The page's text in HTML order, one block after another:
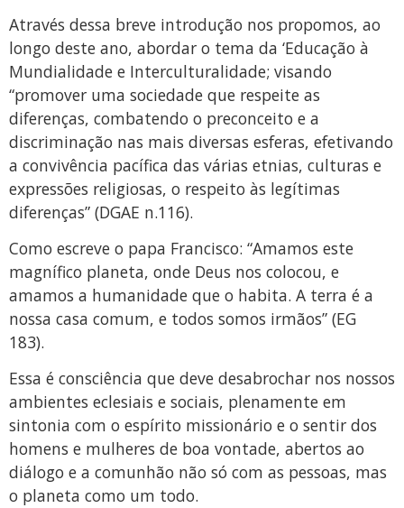
Através dessa breve introdução nos propomos, ao
longo deste ano, abordar o tema da ‘Educação à
Mundialidade e Interculturalidade; visando
“promover uma sociedade que respeite as
diferenças, combatendo o preconceito e a
discriminação nas mais diversas esferas, efetivando
a convivência pacífica das várias etnias, culturas e
expressões religiosas, o respeito às legítimas
diferenças” (DGAE n.116).
Como escreve o papa Francisco: “Amamos este
magnífico planeta, onde Deus nos colocou, e
amamos a humanidade que o habita. A terra é a
nossa casa comum, e todos somos irmãos” (EG
183).
Essa é consciência que deve desabrochar nos nossos
ambientes eclesiais e sociais, plenamente em
sintonia com o espírito missionário e o sentir dos
homens e mulheres de boa vontade, abertos ao
diálogo e a comunhão não só com as pessoas, mas
o planeta como um todo.